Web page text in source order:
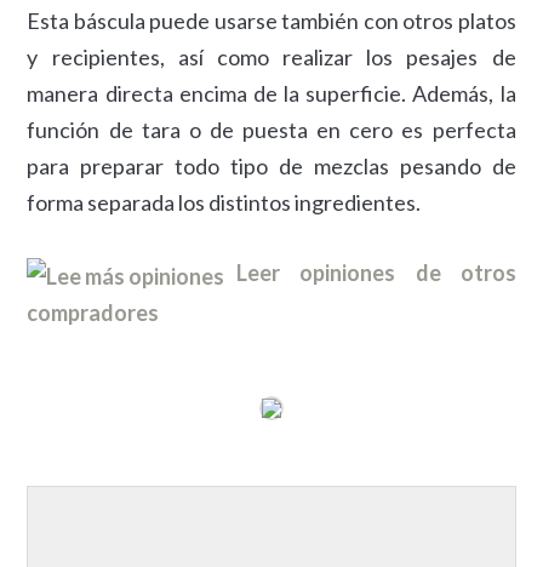
Esta báscula puede usarse también con otros platos
y recipientes, así como realizar los pesajes de
manera directa encima de la superficie. Además, la
función de tara o de puesta en cero es perfecta
para preparar todo tipo de mezclas pesando de
forma separada los distintos ingredientes.
Leer opiniones de otros
compradores